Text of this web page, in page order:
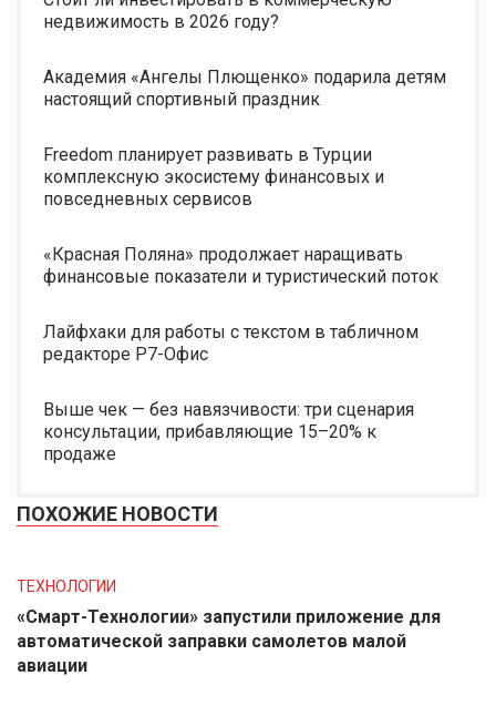
недвижимость в 2026 году?
Академия «Ангелы Плющенко» подарила детям
настоящий спортивный праздник
Freedom планирует развивать в Турции
комплексную экосистему финансовых и
повседневных сервисов
«Красная Поляна» продолжает наращивать
финансовые показатели и туристический поток
Лайфхаки для работы с текстом в табличном
редакторе Р7-Офис
Выше чек — без навязчивости: три сценария
консультации, прибавляющие 15–20% к
продаже
ПОХОЖИЕ НОВОСТИ
ТЕХНОЛОГИИ
«Смарт-Технологии» запустили приложение для
автоматической заправки самолетов малой
авиации